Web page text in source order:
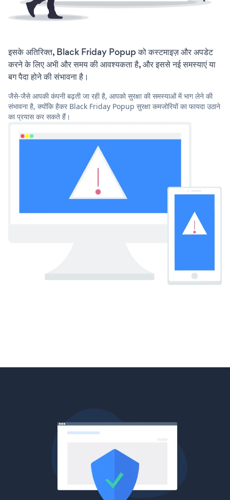
इसके अतिरिक्त, Black Friday Popup को कस्टमाइज़ और अपडेट
करने के लिए अभी और समय की आवश्यकता है, और इससे नई समस्याएं या
बग पैदा होने की संभावना है।
जैसे-जैसे आपकी कंपनी बढ़ती जा रही है, आपको सुरक्षा की समस्याओं में भाग लेने की
संभावना है, क्योंकि हैकर Black Friday Popup सुरक्षा कमजोरियों का फायदा उठाने
का प्रयास कर सकते हैं।